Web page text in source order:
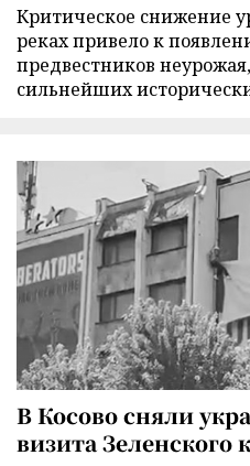
Критическое снижение
реках привело к
предвестников
сильнейших
В Косово сняли
визита Зеленского